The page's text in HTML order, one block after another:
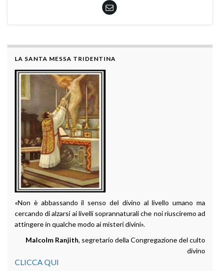
LA SANTA MESSA TRIDENTINA
«Non è abbassando il senso del divino al livello umano ma
cercando di alzarsi ai livelli soprannaturali che noi riusciremo ad
attingere in qualche modo ai misteri divini».
Malcolm Ranjith, segretario della Congregazione del culto
divino
CLICCA QUI